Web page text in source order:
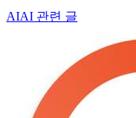
AIAI 관련 글